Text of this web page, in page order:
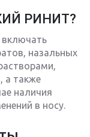
РИНИТ?
включать
назальных
а также
наличия
в носу.